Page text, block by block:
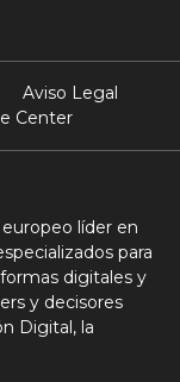
Aviso Legal
Center
líder en
para
digitales y
y decisores
Digital, la